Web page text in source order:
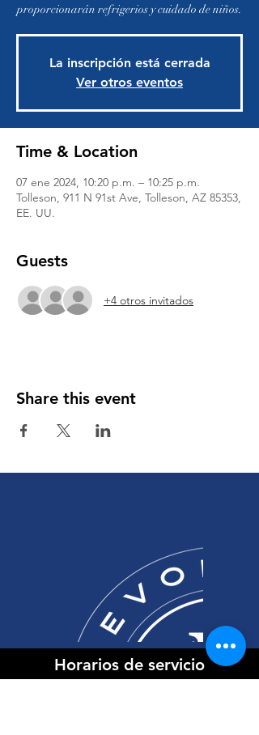
proporcionarán refrigerios y cuidado de niños.
La inscripción está cerrada
Ver otros eventos
Time & Location
07 ene 2024, 10:20 p.m. – 10:25 p.m.
Tolleson, 911 N 91st Ave, Tolleson, AZ 85353,
EE. UU.
Guests
+4 otros invitados
Share this event
Horarios de servicio